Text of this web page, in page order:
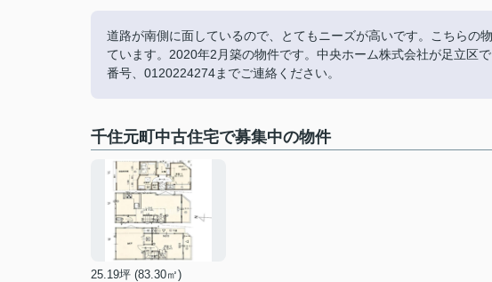
道路が南側に面しているので、とてもニーズが高いです。こちらの
ています。2020年2月築の物件です。中央ホーム株式会社が足立区
番号、0120224274までご連絡ください。
千住元町中古住宅で募集中の物件
25.19坪 (83.30㎡)